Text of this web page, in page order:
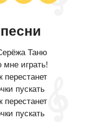
Таню
играть!
пускать
пускать